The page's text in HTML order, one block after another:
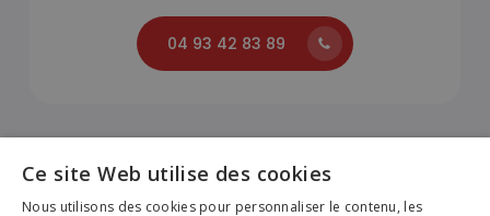
04 93 42 83 89
Ce site Web utilise des cookies
Nous utilisons des cookies pour personnaliser le contenu, les